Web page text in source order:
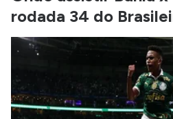
rodada 34 do